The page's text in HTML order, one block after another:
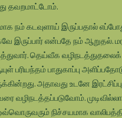
தவறமாட்டோம்.
நம் கடவுளாய் இருப்பதால்
இருப்பார் என்பதே நம் ஆறுதல்.
தெய்வீக வழிநடத்துதலைக்
பரியந்தம் பாதுகாப்பு
அதாவது உடனே
வழிநடத்தப்படுவோம்.
நிச்சயமாக